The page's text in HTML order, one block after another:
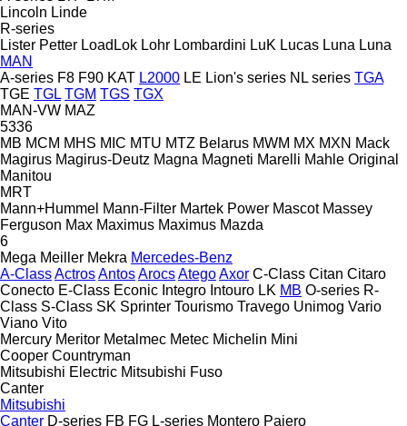
Lincoln Linde
R-series
Lister Petter LoadLok Lohr Lombardini LuK Lucas Luna Luna
MAN
A-series F8 F90 KAT L2000 LE Lion's series NL series TGA
TGE TGL TGM TGS TGX
MAN-VW MAZ
5336
MB MCM MHS MIC MTU MTZ Belarus MWM MX MXN Mack
Magirus Magirus-Deutz Magna Magneti Marelli Mahle Original
Manitou
MRT
Mann+Hummel Mann-Filter Martek Power Mascot Massey
Ferguson Max Maximus Maximus Mazda
6
Mega Meiller Mekra Mercedes-Benz
A-ClassActrosAntosArocsAtegoAxor C-Class Citan Citaro
Conecto E-Class Econic Integro Intouro LK MB O-series R-
Class S-Class SK Sprinter Tourismo Travego Unimog Vario
Viano Vito
Mercury Meritor Metalmec Metec Michelin Mini
Cooper Countryman
Mitsubishi Electric Mitsubishi Fuso
Canter
Mitsubishi
Canter D-series FB FG L-series Montero Pajero